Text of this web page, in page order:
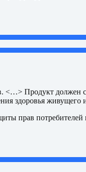
<…> Продукт должен
здоровья
прав потребителей